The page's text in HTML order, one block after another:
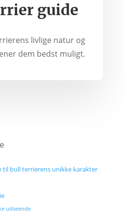
guide
livlige natur og
dem bedst muligt.
til bull terrierens unikke karakter
udseende